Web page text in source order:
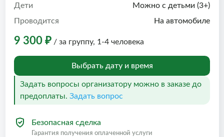
Дети
Можно с детьми (3+)
Проводится
На автомобиле
9 300 ₽ / за группу, 1-4 человека
Выбрать дату и время
Задать вопросы организатору можно в заказе до
предоплаты. Задать вопрос
Безопасная сделка
Гарантия получения оплаченной услуги